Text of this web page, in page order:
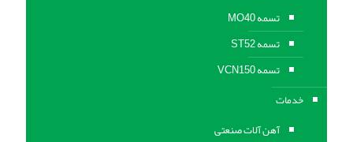
تسمه MO40
تسمه ST52
تسمه VCN150
خدمات
آهن آلات صنعتی